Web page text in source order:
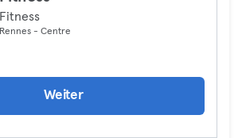
Fitness
Rennes - Centre
Weiter